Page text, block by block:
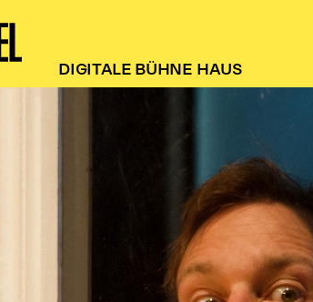
DIGITALE BÜHNE HAUS